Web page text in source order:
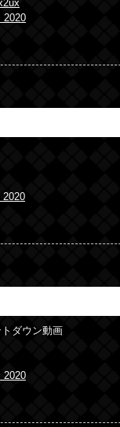
2020
2020
ダウン動画
2020